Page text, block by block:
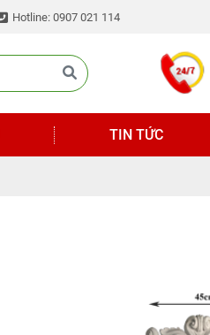
Hotline: 0907 021 114
TIN TỨC